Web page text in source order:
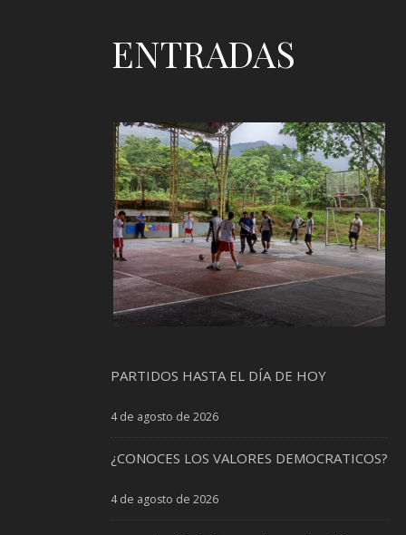
ENTRADAS
PARTIDOS HASTA EL DÍA DE HOY
4 de agosto de 2026
¿CONOCES LOS VALORES DEMOCRATICOS?
4 de agosto de 2026